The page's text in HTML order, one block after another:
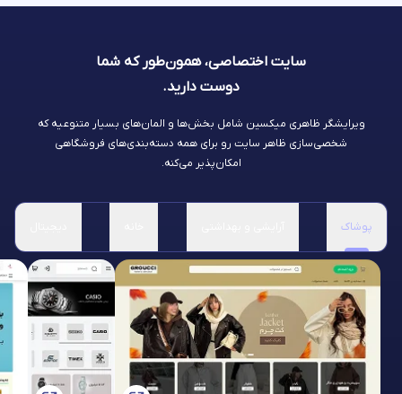
سایت اختصاصی، همون‌طور که شما
دوست دارید.
ویرایشگر ظاهری میکسین شامل بخش‌ها و المان‌های بسیار متنوعیه که
شخصی‌سازی ظاهر سایت رو برای همه دسته‌بندی‌های فروشگاهی
امکان‌پذیر می‌کنه.
پوشاک